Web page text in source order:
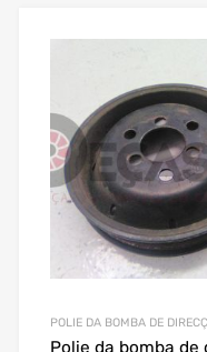
POLIE DA BOMBA DE
Polie da bomba de